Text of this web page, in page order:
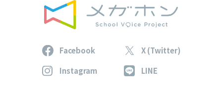
Facebook
X (Twitter)
Instagram
LINE